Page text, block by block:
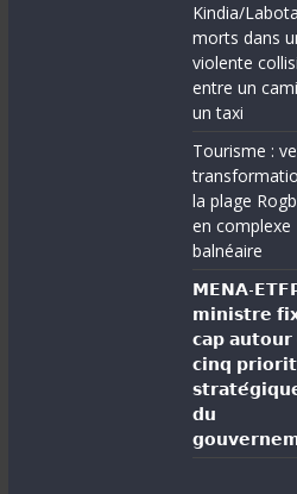
Kindia/
morts dans
violente
entre un
un taxi
Tourisme :
la plage
en complexe
balnéaire
𝗠𝗘𝗡𝗔-𝗘𝗧𝗙𝗣
𝗺𝗶𝗻𝗶𝘀𝘁𝗿𝗲
𝗰𝗮𝗽
𝗰𝗶𝗻𝗾
𝗱𝘂